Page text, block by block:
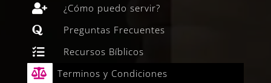
 ¿Cómo puedo servir?
 Preguntas Frecuentes
 Recursos Bíblicos
 Terminos y Condiciones